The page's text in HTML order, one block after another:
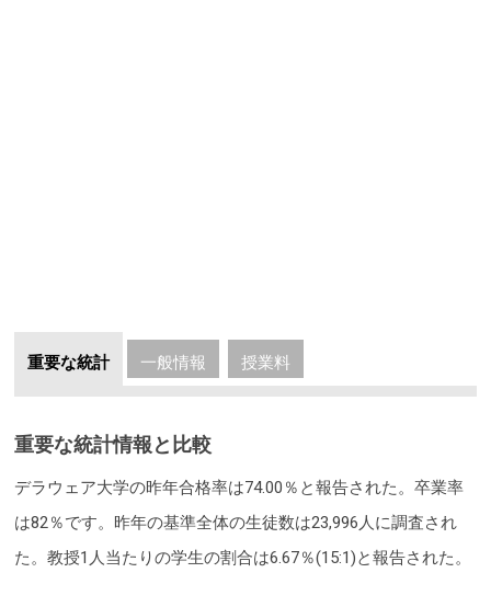
重要な統計 一般情報 授業料
重要な統計情報と比較
デラウェア大学の昨年合格率は74.00％と報告された。卒業率
は82％です。昨年の基準全体の生徒数は23,996人に調査され
た。教授1人当たりの学生の割合は6.67％(15:1)と報告された。